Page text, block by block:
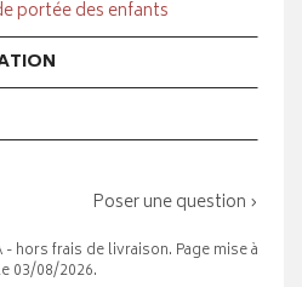
portée des enfants
Poser une question ›
hors frais de livraison. Page mise à
03/08/2026.